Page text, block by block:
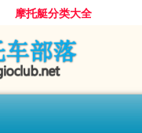
摩托艇分类大全